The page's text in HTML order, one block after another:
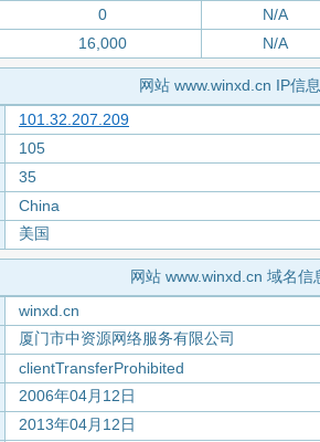
0
N/A
16,000 N/A
网站 www.winxd.cn IP信息
101.32.207.209
105
35
China
美国
网站 www.winxd.cn 域名信
winxd.cn
厦门市中资源网络服务有限公司
clientTransferProhibited
2006年04月12日
2013年04月12日